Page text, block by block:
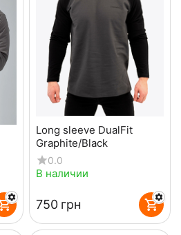
Long sleeve DualFit
Graphite/Black
0.0
В наличии
‍750‍ грн